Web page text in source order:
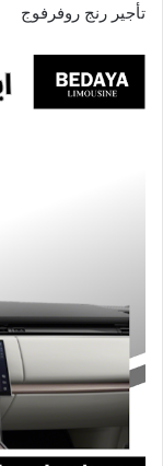
تأجير رنج روفرفوج